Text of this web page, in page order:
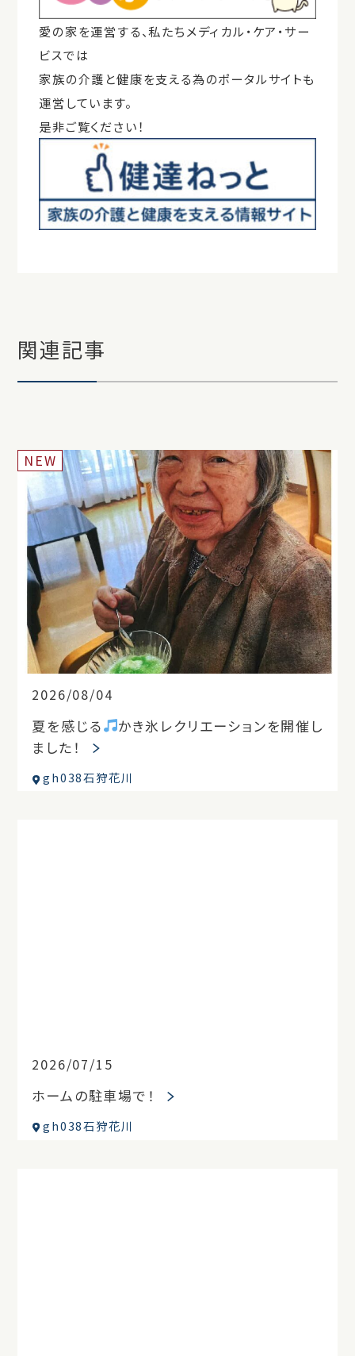
愛の家を運営する、私たちメディカル・ケア・サー
ビスでは
家族の介護と健康を支える為のポータルサイトも
運営しています。
是非ご覧ください！
関連記事
2026/08/04
NEW
夏を感じる
かき氷レクリエーションを開催し
ました！
gh038石狩花川
2026/07/15
ホームの駐車場で！
gh038石狩花川